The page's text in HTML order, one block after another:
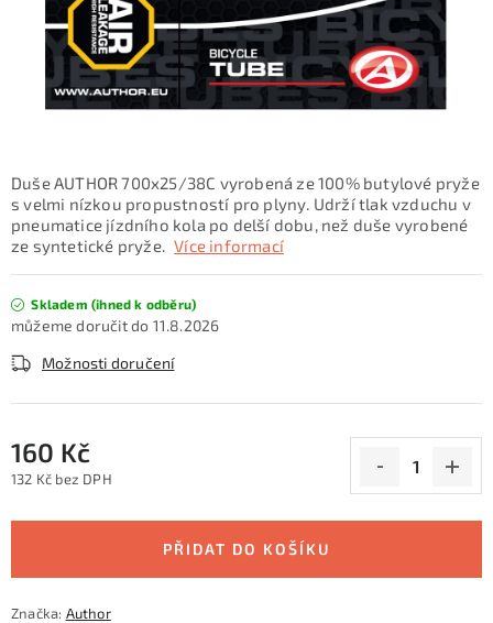
ZNAČKY
Duše AUTHOR 700x25/38C vyrobená ze 100% butylové pryže
s velmi nízkou propustností pro plyny. Udrží tlak vzduchu v
pneumatice jízdního kola po delší dobu, než duše vyrobené
ze syntetické pryže. Více informací
Skladem (ihned k odběru)
11.8.2026
Možnosti doručení
160 Kč
132 Kč bez DPH
PŘIDAT DO KOŠÍKU
Značka: Author